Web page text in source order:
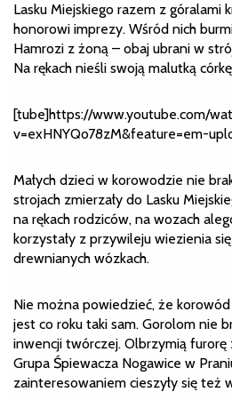
Lasku Miejskiego razem z góralami
honorowi imprezy. Wśród nich
Hamrozi z żoną – obaj ubrani w
Na rękach nieśli swoją malutką
[tube]https://www.youtube.com/
v=exHNYQo78zM&feature=em-
Małych dzieci w korowodzie nie
strojach zmierzały do Lasku
na rękach rodziców, na wozach
korzystały z przywileju wiezienia
drewnianych wózkach.
Nie można powiedzieć, że
jest co roku taki sam. Gorolom nie
inwencji twórczej. Olbrzymią furorę
Grupa Śpiewacza Nogawice w
zainteresowaniem cieszyły się też